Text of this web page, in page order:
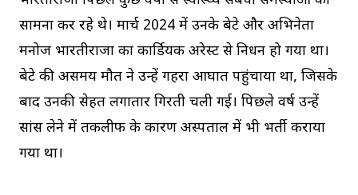
सामना कर रहे थे। मार्च 2024 में उनके बेटे और अभिनेता
मनोज भारतीराजा का कार्डियक अरेस्ट से निधन हो गया था।
बेटे की असमय मौत ने उन्हें गहरा आघात पहुंचाया था, जिसके
बाद उनकी सेहत लगातार गिरती चली गई। पिछले वर्ष उन्हें
सांस लेने में तकलीफ के कारण अस्पताल में भी भर्ती कराया
गया था।